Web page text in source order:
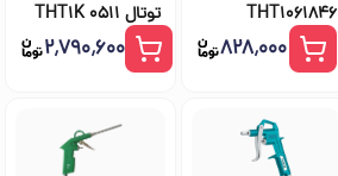
THT1061846
۸۲۸٬۰۰۰
توتال THT1K 0511
۲٬۷۹۰٬۶۰۰